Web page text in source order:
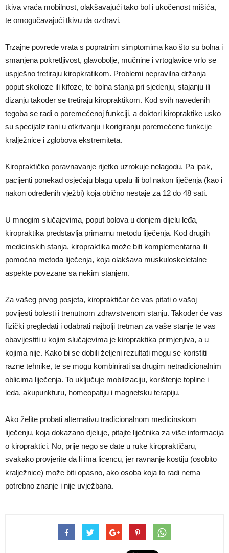
tkiva vraća mobilnost, olakšavajući tako bol i ukočenost mišića,
te omogučavajući tkivu da ozdravi.
Trzajne povrede vrata s popratnim simptomima kao što su bolna i
smanjena pokretljivost, glavobolje, mučnine i vrtoglavice vrlo se
uspješno tretiraju kiropkratikom. Problemi nepravilna držanja
poput skolioze ili kifoze, te bolna stanja pri sjedenju, stajanju ili
dizanju također se tretiraju kiropraktikom. Kod svih navedenih
tegoba se radi o poremećenoj funkciji, a doktori kiropraktike usko
su specijalizirani u otkrivanju i korigiranju poremećene funkcije
kralježnice i zglobova ekstremiteta.
Kiropraktičko poravnavanje rijetko uzrokuje nelagodu. Pa ipak,
pacijenti ponekad osjećaju blagu upalu ili bol nakon liječenja (kao i
nakon određenih vježbi) koja obično nestaje za 12 do 48 sati.
U mnogim slučajevima, poput bolova u donjem dijelu leđa,
kiropraktika predstavlja primarnu metodu liječenja. Kod drugih
medicinskih stanja, kiropraktika može biti komplementarna ili
pomoćna metoda liječenja, koja olakšava muskuloskeletalne
aspekte povezane sa nekim stanjem.
Za vašeg prvog posjeta, kiropraktičar će vas pitati o vašoj
povijesti bolesti i trenutnom zdravstvenom stanju. Također će vas
fizički pregledati i odabrati najbolji tretman za vaše stanje te vas
obavijestiti u kojim slučajevima je kiropraktika primjenjiva, a u
kojima nije. Kako bi se dobili željeni rezultati mogu se koristiti
razne tehnike, te se mogu kombinirati sa drugim netradicionalnim
oblicima liječenja. To uključuje mobilizaciju, korištenje topline i
leda, akupunkturu, homeopatiju i magnetsku terapiju.
Ako želite probati alternativu tradicionalnom medicinskom
liječenju, koja dokazano djeluje, pitajte liječnika za više informacija
o kiropraktici. No, prije nego se date u ruke kiropraktičaru,
svakako provjerite da li ima licencu, jer ravnanje kostiju (osobito
kralježnice) može biti opasno, ako osoba koja to radi nema
potrebno znanje i nije uvježbana.